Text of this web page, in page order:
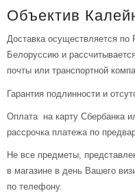
Объектив
Доставка осуществляется по
Белоруссию и
почты или транспортной
Гарантия подлинности и
Оплата на карту Сбербанка
рассрочка платежа по
Не все предметы,
в магазине в день Вашего
по телефону.